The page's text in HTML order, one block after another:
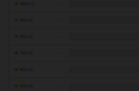
-
-
-
7点の人 -
-
-